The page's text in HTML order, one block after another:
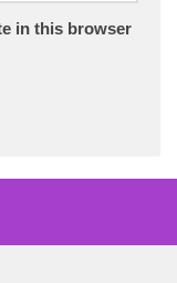
in this browser